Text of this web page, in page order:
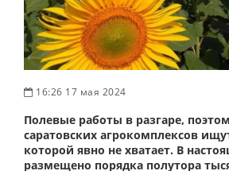
16:26 17 мая 2024
Полевые работы в разгаре,
саратовских агрокомплексов
которой явно не хватает. В
размещено порядка полутора